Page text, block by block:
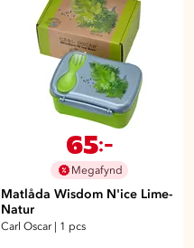
65:-
Megafynd
Matlåda Wisdom N'ice Lime-
Natur
Carl Oscar | 1 pcs